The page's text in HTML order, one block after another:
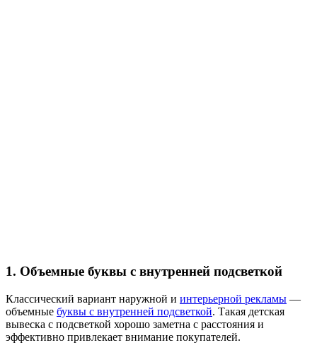
1. Объемные буквы с внутренней подсветкой
Классический вариант наружной и интерьерной рекламы —
объемные буквы с внутренней подсветкой. Такая детская
вывеска с подсветкой хорошо заметна с расстояния и
эффективно привлекает внимание покупателей.